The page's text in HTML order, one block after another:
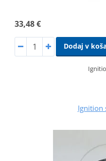
33,48 €
Dodaj v
Ignition